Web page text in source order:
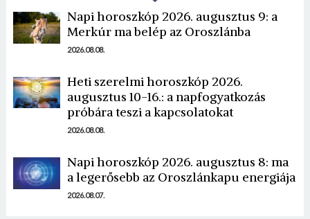
Napi horoszkóp 2026. augusztus 9: a
Merkúr ma belép az Oroszlánba
2026.08.08.
Heti szerelmi horoszkóp 2026.
augusztus 10-16.: a napfogyatkozás
próbára teszi a kapcsolatokat
2026.08.08.
Napi horoszkóp 2026. augusztus 8: ma
a legerősebb az Oroszlánkapu energiája
2026.08.07.